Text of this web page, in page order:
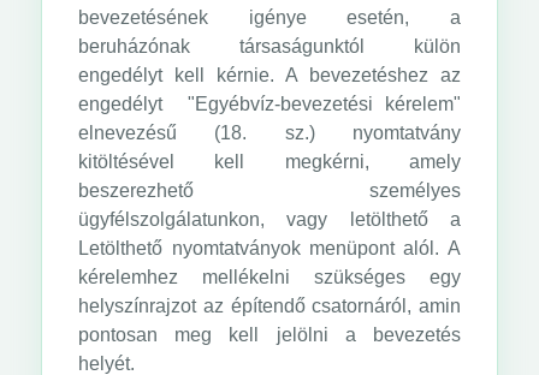
bevezetésének igénye esetén, a
beruházónak társaságunktól külön
engedélyt kell kérnie. A bevezetéshez az
engedélyt "Egyébvíz-bevezetési kérelem"
elnevezésű (18. sz.) nyomtatvány
kitöltésével kell megkérni, amely
beszerezhető személyes
ügyfélszolgálatunkon, vagy letölthető a
Letölthető nyomtatványok menüpont alól. A
kérelemhez mellékelni szükséges egy
helyszínrajzot az építendő csatornáról, amin
pontosan meg kell jelölni a bevezetés
helyét.